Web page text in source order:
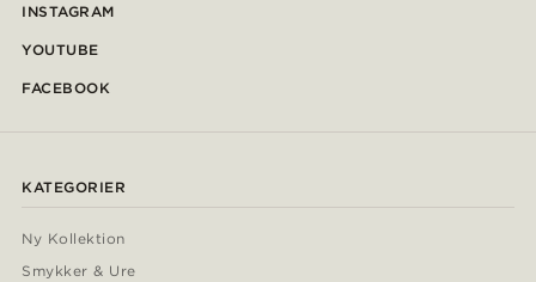
INSTAGRAM
YOUTUBE
FACEBOOK
KATEGORIER
Ny Kollektion
Smykker & Ure